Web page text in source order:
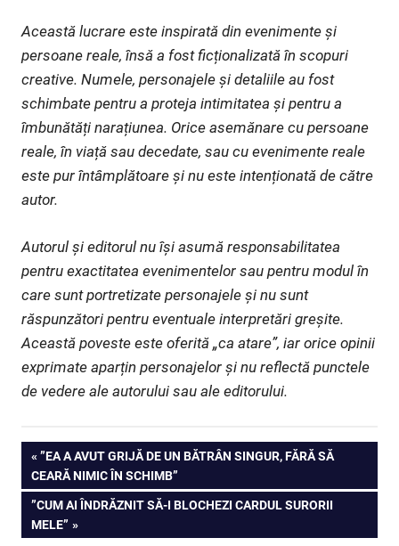
Această lucrare este inspirată din evenimente și
persoane reale, însă a fost ficționalizată în scopuri
creative. Numele, personajele și detaliile au fost
schimbate pentru a proteja intimitatea și pentru a
îmbunătăți narațiunea. Orice asemănare cu persoane
reale, în viață sau decedate, sau cu evenimente reale
este pur întâmplătoare și nu este intenționată de către
autor.
Autorul și editorul nu își asumă responsabilitatea
pentru exactitatea evenimentelor sau pentru modul în
care sunt portretizate personajele și nu sunt
răspunzători pentru eventuale interpretări greșite.
Această poveste este oferită „ca atare”, iar orice opinii
exprimate aparțin personajelor și nu reflectă punctele
de vedere ale autorului sau ale editorului.
Navigare
în
articole
PREVIOUS
POST:
”EA A AVUT GRIJĂ DE UN BĂTRÂN SINGUR, FĂRĂ SĂ
CEARĂ NIMIC ÎN SCHIMB”
NEXT
POST:
”CUM AI ÎNDRĂZNIT SĂ-I BLOCHEZI CARDUL SURORII
MELE”